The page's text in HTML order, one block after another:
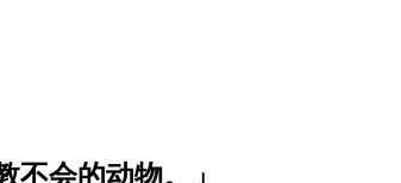
会的动物。」